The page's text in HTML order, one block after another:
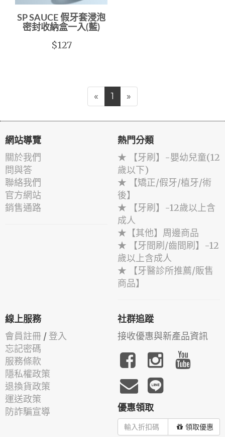
SP SAUCE 假牙套浸泡
密封收納盒一入(藍)
$127
« 1 »
網站導覽
關於我們
問與答
聯絡我們
官方網站
銷售通路
熱門分類
★ 【牙刷】-嬰幼兒童(12
歲以下)
★ 【矯正/假牙/植牙/術
後】
★ 【牙刷】-12歲以上含
成人
★【其他】周邊商品
★ 【牙間刷/齒間刷】-12
歲以上含成人
★ 【牙醫診所推薦/販售
商品】
線上服務
會員註冊 / 登入
忘記密碼
服務條款
隱私權政策
退換貨政策
運送政策
防詐騙宣導
社群追蹤
接收優惠與新產品資訊
優惠領取
領取優惠